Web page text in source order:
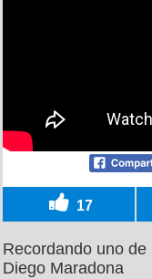
17
Recordando uno
Diego Maradona